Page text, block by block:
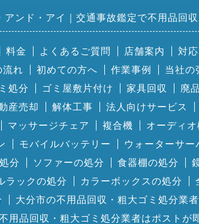
アンド・アイ｜交通事故鑑定で不用品回
料金 よくあるご質問 店舗案内 対
流れ 初めての方へ 作業事例 当社の
処分 ゴミ屋敷片付け 家具回収 廃
産売却 解体工事 法人向けサービス
マッサージチェア 複合機 オーディオ
モバイルバッテリー ウォーターサー
分 ソファーの処分 食器棚の処分
ラックの処分 カラーボックスの処分
大分市の不用品回収・粗大ゴミ処分業
用品回収・粗大ゴミ処分業者はポストが